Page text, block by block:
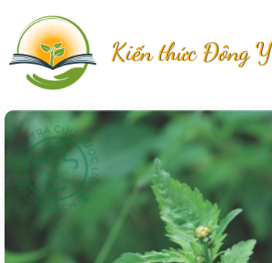
Kiến thức Đông Y